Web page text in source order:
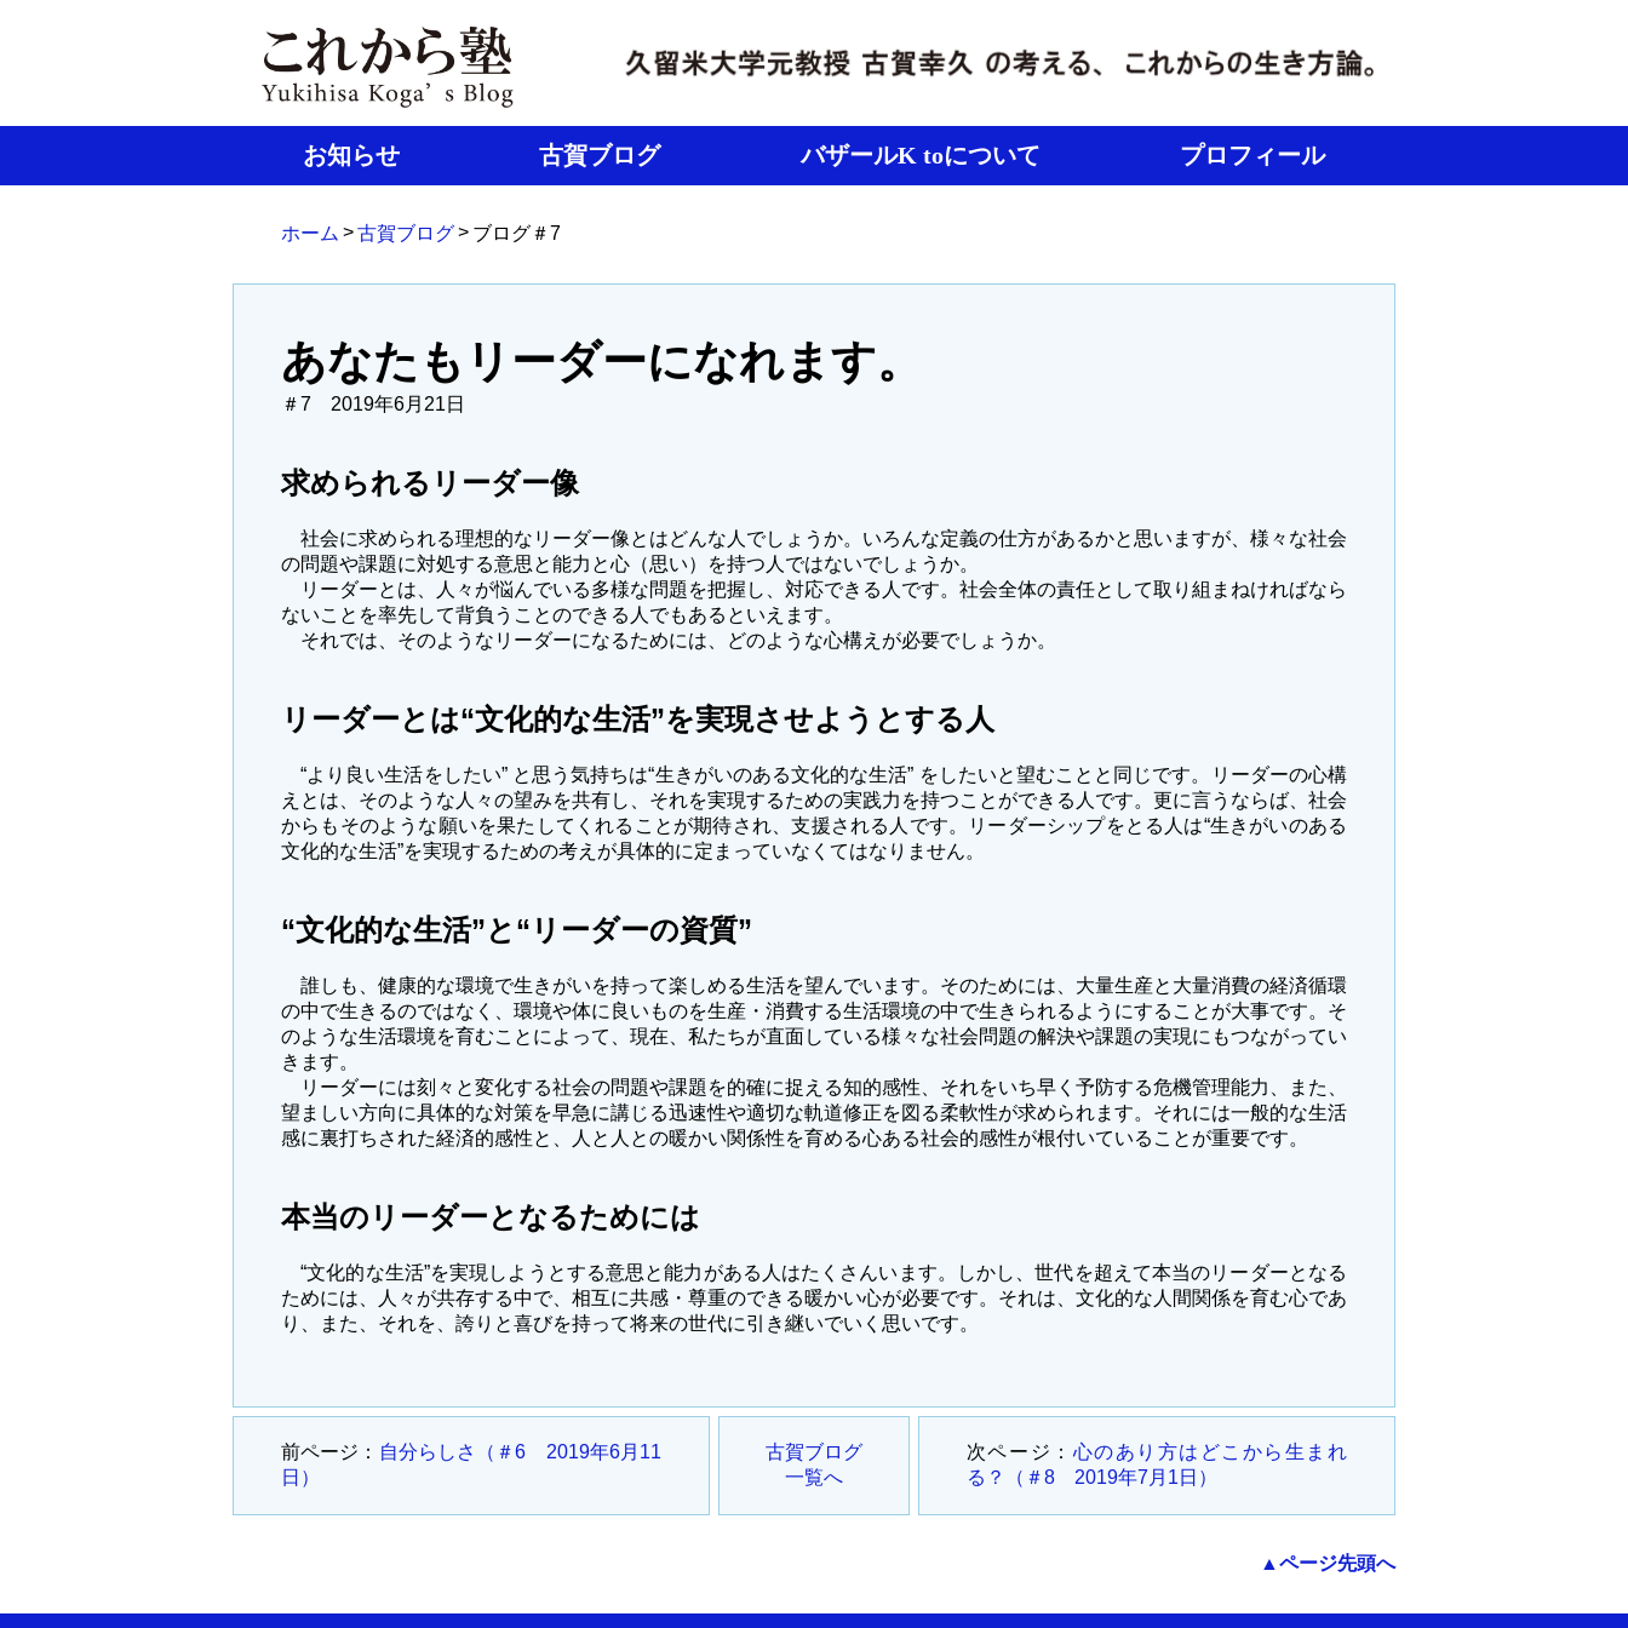
お知らせ 古賀ブログ バザールK toについて プロフィール
ホーム >古賀ブログ> ブログ＃7
あなたもリーダーになれます。
＃7 2019年6月21日
求められるリーダー像
社会に求められる理想的なリーダー像とはどんな人でしょうか。いろんな定義の仕方があるかと思いますが、様々な社会
の問題や課題に対処する意思と能力と心（思い）を持つ人ではないでしょうか。
リーダーとは、人々が悩んでいる多様な問題を把握し、対応できる人です。社会全体の責任として取り組まねければなら
ないことを率先して背負うことのできる人でもあるといえます。
それでは、そのようなリーダーになるためには、どのような心構えが必要でしょうか。
リーダーとは“文化的な生活”を実現させようとする人
“より良い生活をしたい” と思う気持ちは“生きがいのある文化的な生活” をしたいと望むことと同じです。リーダーの心構
えとは、そのような人々の望みを共有し、それを実現するための実践力を持つことができる人です。更に言うならば、社会
からもそのような願いを果たしてくれることが期待され、支援される人です。リーダーシップをとる人は“生きがいのある
文化的な生活”を実現するための考えが具体的に定まっていなくてはなりません。
“文化的な生活”と“リーダーの資質”
誰しも、健康的な環境で生きがいを持って楽しめる生活を望んでいます。そのためには、大量生産と大量消費の経済循環
の中で生きるのではなく、環境や体に良いものを生産・消費する生活環境の中で生きられるようにすることが大事です。そ
のような生活環境を育むことによって、現在、私たちが直面している様々な社会問題の解決や課題の実現にもつながってい
きます。
リーダーには刻々と変化する社会の問題や課題を的確に捉える知的感性、それをいち早く予防する危機管理能力、また、
望ましい方向に具体的な対策を早急に講じる迅速性や適切な軌道修正を図る柔軟性が求められます。それには一般的な生活
感に裏打ちされた経済的感性と、人と人との暖かい関係性を育める心ある社会的感性が根付いていることが重要です。
本当のリーダーとなるためには
“文化的な生活”を実現しようとする意思と能力がある人はたくさんいます。しかし、世代を超えて本当のリーダーとなる
ためには、人々が共存する中で、相互に共感・尊重のできる暖かい心が必要です。それは、文化的な人間関係を育む心であ
り、また、それを、誇りと喜びを持って将来の世代に引き継いでいく思いです。
前ページ： 自分らしさ（＃6 2019年6月11
日）
古賀ブログ
一覧へ
次ページ： 心のあり方はどこから生まれ
る？（＃8 2019年7月1日）
▲ページ先頭へ